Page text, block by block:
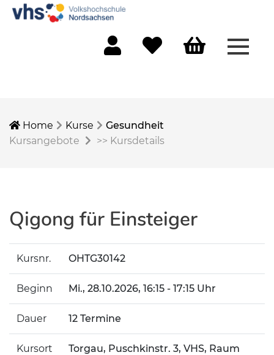
Home Kurse
Gesundheit
Kursangebote
>> Kursdetails
Qigong für Einsteiger
Kursnr. OHTG30142
Beginn Mi., 28.10.2026, 16:15 - 17:15 Uhr
Dauer 12 Termine
Kursort
Torgau, Puschkinstr. 3, VHS, Raum